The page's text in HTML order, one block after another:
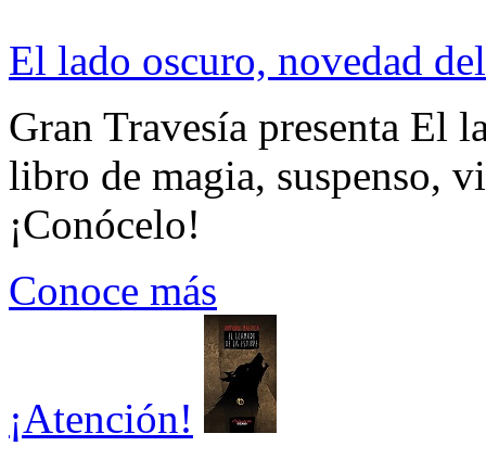
El lado oscuro, novedad
Gran Travesía presenta El
libro de magia, suspenso,
¡Conócelo!
Conoce más
¡Atención!